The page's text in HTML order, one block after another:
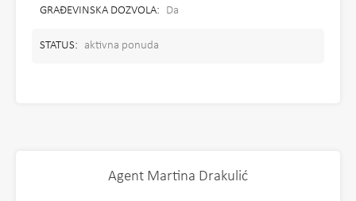
GRAĐEVINSKA DOZVOLA: Da
STATUS: aktivna ponuda
Agent Martina Drakulić